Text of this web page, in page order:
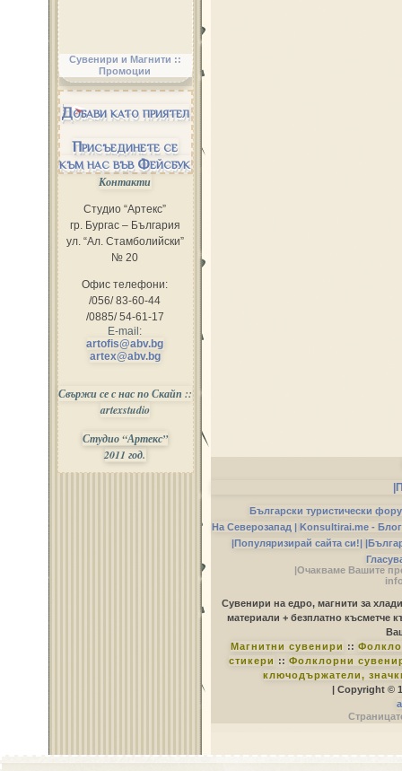
Сувенири и Магнити ::
Промоции
Добави като приятел
Присъединете се
към нас във Фейсбук
Контакти
Студио “Артекс”
гр. Бургас – България
ул. “Ал. Стамболийски”
№ 20
Офис телефони:
/056/ 83-60-44
/0885/ 54-61-17
E-mail:
artofis@abv.bg
artex@abv.bg
Свържи се с нас по Скайп ::
artexstudio
Студио “Артекс”
2011 год.
Български туристически
На Северозапад | Konsultirai.me -
|Популяризирай сайта си!|
|Очакваме Вашите
Сувенири на едро, магнити за
материали + безплатно късметче
Магнитни сувенири ::
стикери :: Фолклорни
ключодържатели,
| Copyright ©